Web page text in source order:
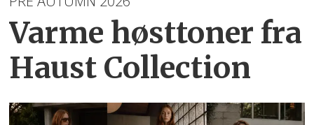
Varme høsttoner fra
Haust Collection